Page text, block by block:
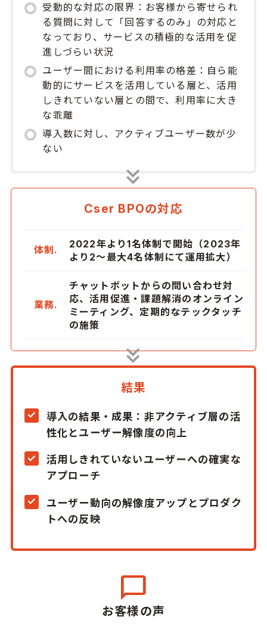
受動的な対応の限界：お客様から寄せられ
る質問に対して「回答するのみ」の対応と
なっており、サービスの積極的な活用を促
進しづらい状況
ユーザー間における利用率の格差：自ら能
動的にサービスを活用している層と、活用
しきれていない層との間で、利用率に大き
な乖離
導入数に対し、アクティブユーザー数が少
ない
Cser BPOの対応
体制.
2022年より1名体制で開始（2023年
より2〜最大4名体制にて運用拡大）
業務.
チャットボットからの問い合わせ対
応、活用促進・課題解消のオンライン
ミーティング、定期的なテックタッチ
の施策
結果
導入の結果・成果：非アクティブ層の活
性化とユーザー解像度の向上
活用しきれていないユーザーへの確実な
アプローチ
ユーザー動向の解像度アップとプロダク
トへの反映
chat_bubble
お客様の声